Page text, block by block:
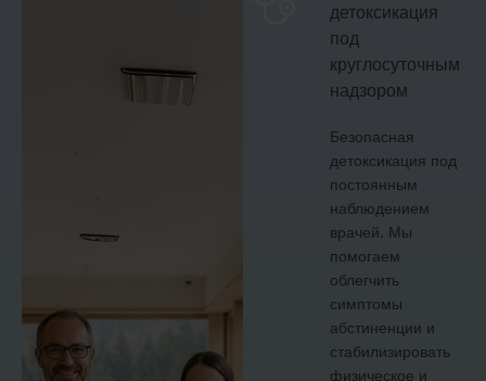
детоксикация
под
круглосуточным
надзором
Безопасная
детоксикация под
постоянным
наблюдением
врачей. Мы
помогаем
облегчить
симптомы
абстиненции и
стабилизировать
физическое и